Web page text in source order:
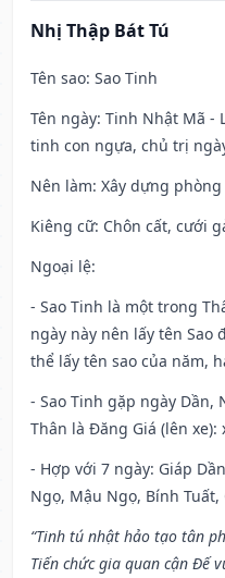
Nhị Thập Bát Tú
Tên sao: Sao Tinh
Tên ngày: Tinh Nhật Mã -
tinh con ngựa, chủ trị
Nên làm: Xây dựng
Kiêng cữ: Chôn cất, cưới
Ngoại lệ:
- Sao Tinh là một trong
ngày này nên lấy tên Sao
thể lấy tên sao của năm,
- Sao Tinh gặp ngày Dần,
Thân là Đăng Giá (lên
- Hợp với 7 ngày: Giáp
Ngọ, Mậu Ngọ, Bính Tuất,
“Tinh tú nhật hảo tạo tân
Tiến chức gia quan cận Đế